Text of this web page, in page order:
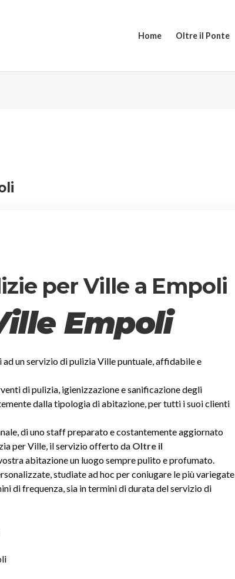
Home Oltre il Ponte
per Ville a Empoli
Empoli
ad un servizio di pulizia Ville puntuale, affidabile e
di pulizia, igienizzazione e sanificazione degli
dalla tipologia di abitazione, per tutti i suoi clienti
di uno staff preparato e costantemente aggiornato
per Ville, il servizio offerto da Oltre il
abitazione un luogo sempre pulito e profumato.
studiate ad hoc per coniugare le più variegate
di frequenza, sia in termini di durata del servizio di